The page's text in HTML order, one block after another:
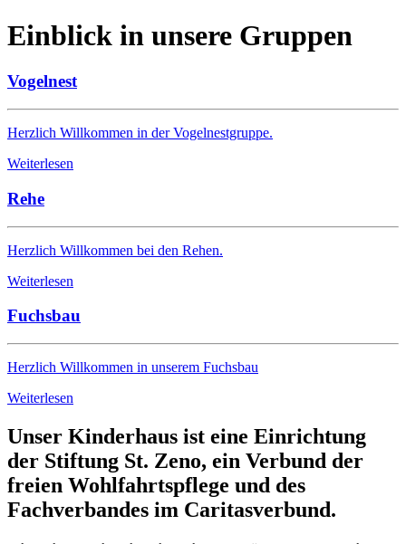
Einblick in unsere Gruppen
Vogelnest
Herzlich Willkommen in der Vogelnestgruppe.
Weiterlesen
Rehe
Herzlich Willkommen bei den Rehen.
Weiterlesen
Fuchsbau
Herzlich Willkommen in unserem Fuchsbau
Weiterlesen
Unser Kinderhaus ist eine Einrichtung
der Stiftung St. Zeno, ein Verbund der
freien Wohlfahrtspflege und des
Fachverbandes im Caritasverbund.